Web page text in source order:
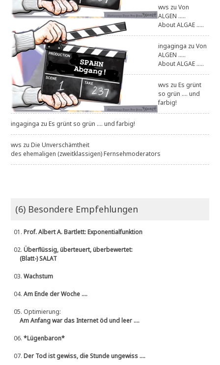
wvs zuVon
ALGEN .....
About ALGAE .....
ingaginga zuVon
ALGEN .....
About ALGAE .....
wvs zuEs grünt
so grün .... und
farbig!
ingaginga zuEs grünt so grün .... und farbig!
wvs zuDie Unverschämtheit
des ehemaligen (zweitklassigen) Fernsehmoderators
(6) Besondere Empfehlungen
01.Prof. Albert A. Bartlett: Exponentialfunktion
02.Überflüssig, überteuert, überbewertet:
(Blatt-) SALAT
03.Wachstum
04.Am Ende der Woche ....
05. Optimierung:
Am Anfang war das Internet öd und leer ....
06.*Lügenbaron*
07.Der Tod ist gewiss, die Stunde ungewiss ....